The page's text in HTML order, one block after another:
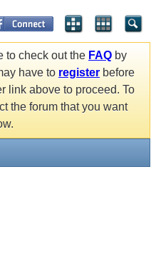
to check out the FAQ by
have to register before
link above to proceed. To
the forum that you want